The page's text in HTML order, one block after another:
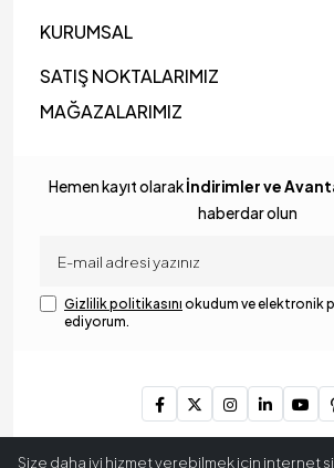
KURUMSAL
SATIŞ NOKTALARIMIZ
MAĞAZALARIMIZ
Hemen kayıt olarakİndirimler ve
haberdar olun
Gizlilik politikasını okudum ve elektronik
ediyorum.
Size daha iyi hizmet verebilmek için internet